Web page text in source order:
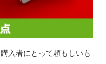
入者にとって頼もしいも